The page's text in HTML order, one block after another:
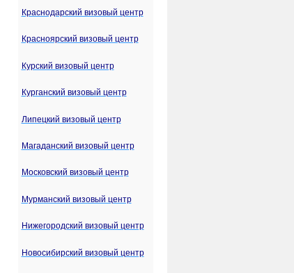
Краснодарский визовый центр
Красноярский визовый центр
Курский визовый центр
Курганский визовый центр
Липецкий визовый центр
Магаданский визовый центр
Московский визовый центр
Мурманский визовый центр
Нижегородский визовый центр
Новосибирский визовый центр